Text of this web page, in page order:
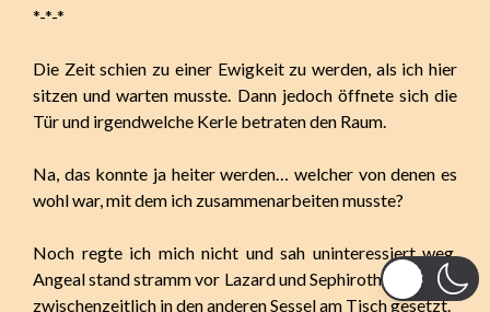
*-*-*
Die Zeit schien zu einer Ewigkeit zu werden, als ich hier
sitzen und warten musste. Dann jedoch öffnete sich die
Tür und irgendwelche Kerle betraten den Raum.
Na, das konnte ja heiter werden… welcher von denen es
wohl war, mit dem ich zusammenarbeiten musste?
Noch regte ich mich nicht und sah uninteressiert weg,
Angeal stand stramm vor Lazard und Sephiroth hatte sich
zwischenzeitlich in den anderen Sessel am Tisch gesetzt.